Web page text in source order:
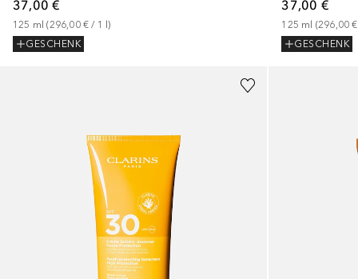
37,00 €
125 ml (296,00 € / 1 l)
GESCHENK
37,00 €
125 ml (296,00 €
GESCHENK